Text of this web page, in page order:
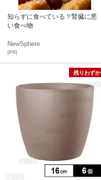
知らずに食べている？腎臓に悪
い食べ物
NewSphere
[PR]
残りわずか